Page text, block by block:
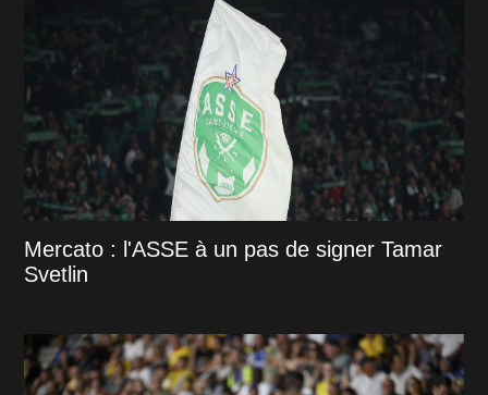
Mercato : l'ASSE à un pas de signer Tamar
Svetlin